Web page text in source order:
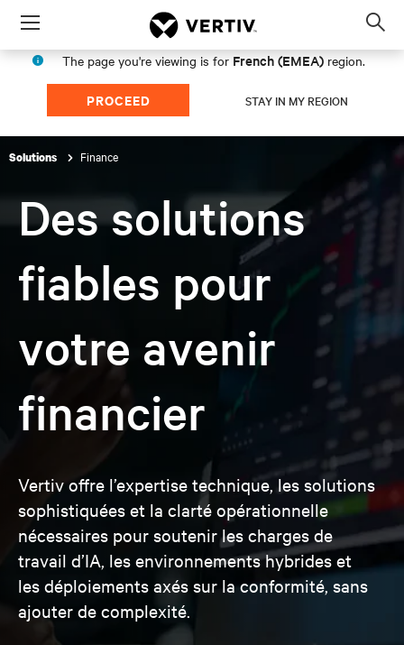
Menu
The page you're viewing is for French (EMEA) region.
PROCEED STAY IN MY REGION
Solutions Finance
Des solutions
fiables pour
votre avenir
financier
Vertiv offre l’expertise technique, les solutions
sophistiquées et la clarté opérationnelle
nécessaires pour soutenir les charges de
travail d’IA, les environnements hybrides et
les déploiements axés sur la conformité, sans
ajouter de complexité.